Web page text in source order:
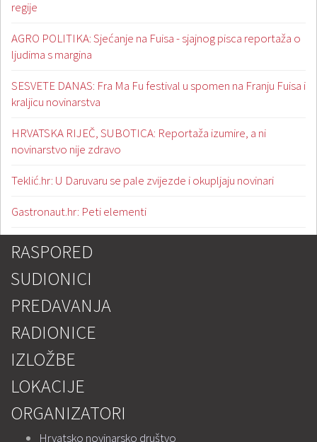
regije
AGRO POLITIKA: Sjećanje na Fuisa - sjajnog pisca reportaža o
ljudima s margina
SESVETE DANAS: Fra Ma Fu festival u spomen na Franju Fuisa i
kraljicu novinarstva
HRVATSKA RIJEČ, SUBOTICA: Reportaža izumire, a ni
novinarstvo nije zdravo
Teklić.hr: U Daruvaru se pale zvijezde i okupljaju novinari
Gastronaut.hr: Peti elementi
RASPORED
SUDIONICI
PREDAVANJA
RADIONICE
IZLOŽBE
LOKACIJE
ORGANIZATORI
Hrvatsko novinarsko društvo